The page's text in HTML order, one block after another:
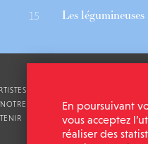
15 Les légumineuses
ASSOCIÉS
NEWSLETTEREn poursuivant
vous acceptez
réaliser des